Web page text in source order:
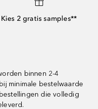
Kies 2 gratis samples**
binnen 2-4
minimale bestelwaarde
die volledig